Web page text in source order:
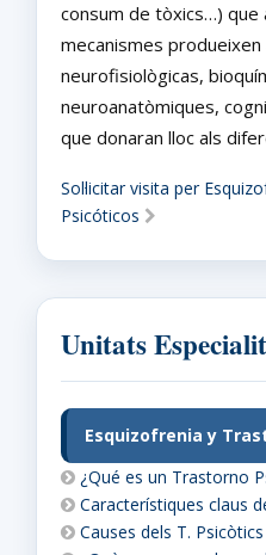
consum de tòxics…)
mecanismes
neurofisiològicas,
neuroanatòmiques,
que donaran lloc als
Sol·licitar visita per
Psicóticos
Unitats
Esquizofrenia y
¿Qué es un Trastorno
Característiques claus
Causes dels T. Psicòtics